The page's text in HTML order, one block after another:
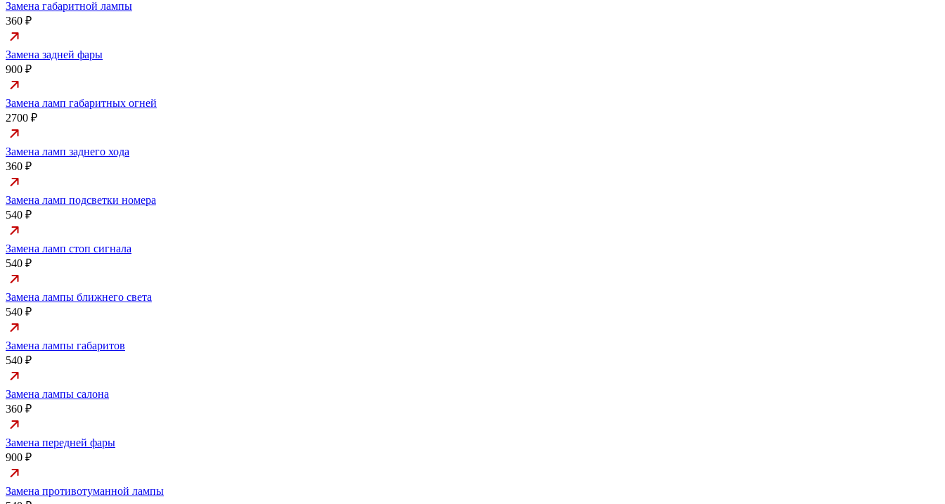
Замена габаритной лампы
360 ₽
Замена задней фары
900 ₽
Замена ламп габаритных огней
2700 ₽
Замена ламп заднего хода
360 ₽
Замена ламп подсветки номера
540 ₽
Замена ламп стоп сигнала
540 ₽
Замена лампы ближнего света
540 ₽
Замена лампы габаритов
540 ₽
Замена лампы салона
360 ₽
Замена передней фары
900 ₽
Замена противотуманной лампы